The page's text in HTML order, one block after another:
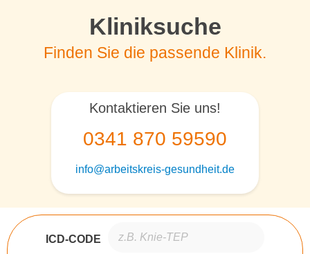
Kliniksuche
Finden Sie die passende Klinik.
Kontaktieren Sie uns!
0341 870 59590
info@arbeitskreis-gesundheit.de
ICD-CODE